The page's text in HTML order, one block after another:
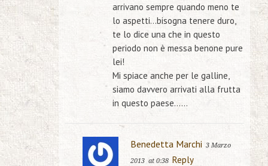
arrivano sempre quando meno te
lo aspetti…bisogna tenere duro,
te lo dice una che in questo
periodo non è messa benone pure
lei!
Mi spiace anche per le galline,
siamo davvero arrivati alla frutta
in questo paese……
Benedetta Marchi 3 Marzo
2013 at 0:38 Reply